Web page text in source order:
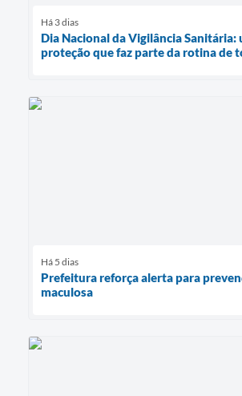
Há 3 dias
Dia Nacional da Vigilância Sanitária:
proteção que faz parte da rotina de
Há 5 dias
Prefeitura reforça alerta para
maculosa